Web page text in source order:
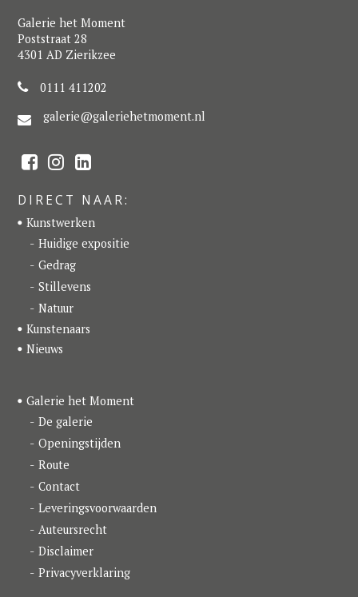
Galerie het Moment
Poststraat 28
4301 AD Zierikzee
0111 411202
galerie@galeriehetmoment.nl
F
a
e
b
o
o
k
t
a
g
r
a
m
L
i
k
e
d
I
n
DIRECT NAAR:
Kunstwerken
Huidige expositie
Gedrag
Stillevens
Natuur
Kunstenaars
Nieuws
Galerie het Moment
De galerie
Openingstijden
Route
Contact
Leveringsvoorwaarden
Auteursrecht
Disclaimer
Privacyverklaring